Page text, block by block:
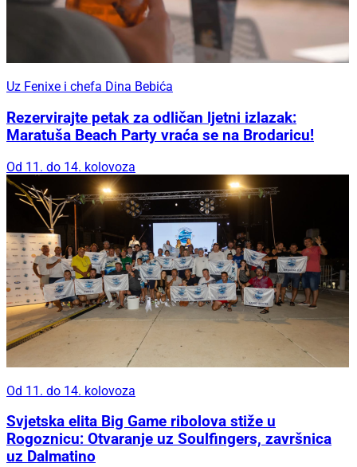
Uz Fenixe i chefa Dina Bebića
Rezervirajte petak za odličan ljetni izlazak:
Maratuša Beach Party vraća se na Brodaricu!
Od 11. do 14. kolovoza
Od 11. do 14. kolovoza
Svjetska elita Big Game ribolova stiže u
Rogoznicu: Otvaranje uz Soulfingers, završnica
uz Dalmatino